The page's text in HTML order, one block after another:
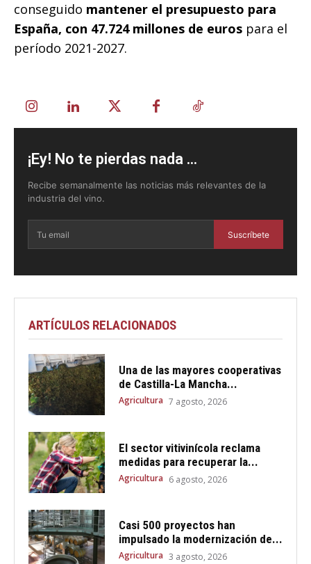
conseguido mantener el presupuesto para
España, con 47.724 millones de euros para el
período 2021-2027.
¡Ey! No te pierdas nada ...
Recibe semanalmente las noticias más relevantes de la
industria del vino.
Suscríbete
ARTÍCULOS RELACIONADOS
Una de las mayores cooperativas
de Castilla-La Mancha...
Agricultura 7 agosto, 2026
El sector vitivinícola reclama
medidas para recuperar la...
Agricultura 6 agosto, 2026
Casi 500 proyectos han
impulsado la modernización de...
Agricultura 3 agosto, 2026